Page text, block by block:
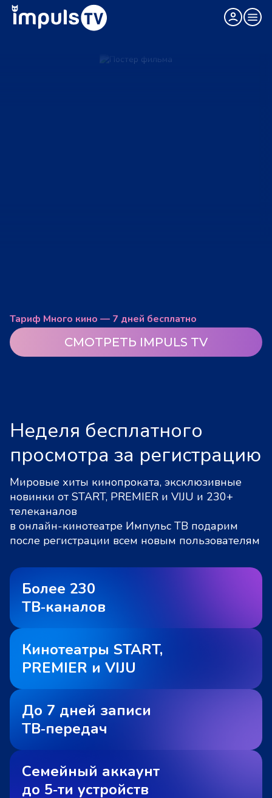
Тариф Много кино — 7 дней бесплатно
СМОТРЕТЬ IMPULS TV
Неделя бесплатного
просмотра за регистрацию
Мировые хиты кинопроката, эксклюзивные
новинки от START, PREMIER и VIJU и 230+
телеканалов
в онлайн-кинотеатре Импульс ТВ подарим
после регистрации всем новым пользователям
Более 230
ТВ‑каналов
Кинотеатры START,
PREMIER и VIJU
До 7 дней записи
ТВ‑передач
Семейный аккаунт
до 5‑ти устройств